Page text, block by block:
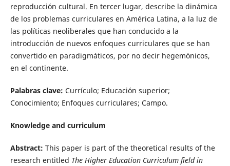
reproducción cultural. En tercer lugar, describe la dinámica
de los problemas curriculares en América Latina, a la luz de
las políticas neoliberales que han conducido a la
introducción de nuevos enfoques curriculares que se han
convertido en paradigmáticos, por no decir hegemónicos,
en el continente.
Palabras clave: Currículo; Educación superior;
Conocimiento; Enfoques curriculares; Campo.
Knowledge and curriculum
Abstract: This paper is part of the theoretical results of the
research entitled The Higher Education Curriculum field in